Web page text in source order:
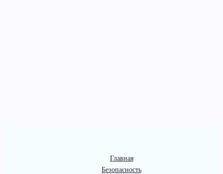
Главная
Безопасность